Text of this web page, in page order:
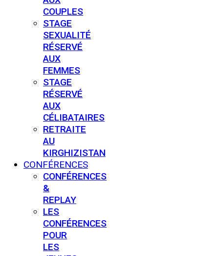
COUPLES
STAGE
SEXUALITÉ
RÉSERVÉ
AUX
FEMMES
STAGE
RÉSERVÉ
AUX
CÉLIBATAIRES
RETRAITE
AU
KIRGHIZISTAN
CONFÉRENCES
CONFÉRENCES
&
REPLAY
LES
CONFÉRENCES
POUR
LES